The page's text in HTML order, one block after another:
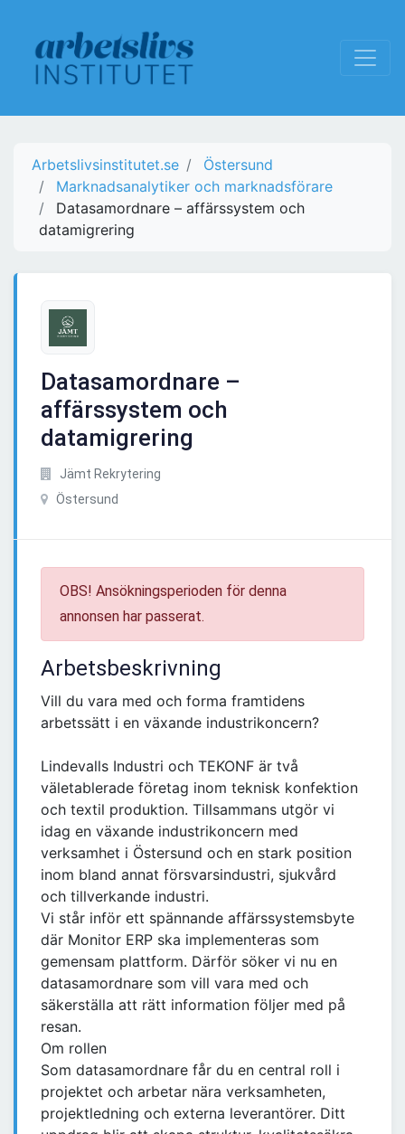
Arbetslivsinstitutet.se
Östersund
Marknadsanalytiker och marknadsförare
Datasamordnare – affärssystem och
datamigrering
Datasamordnare –
affärssystem och
datamigrering
Jämt Rekrytering
Östersund
OBS! Ansökningsperioden för denna
annonsen har passerat.
Arbetsbeskrivning
Vill du vara med och forma framtidens
arbetssätt i en växande industrikoncern?
Lindevalls Industri och TEKONF är två
väletablerade företag inom teknisk konfektion
och textil produktion. Tillsammans utgör vi
idag en växande industrikoncern med
verksamhet i Östersund och en stark position
inom bland annat försvarsindustri, sjukvård
och tillverkande industri.
Vi står inför ett spännande affärssystemsbyte
där Monitor ERP ska implementeras som
gemensam plattform. Därför söker vi nu en
datasamordnare som vill vara med och
säkerställa att rätt information följer med på
resan.
Om rollen
Som datasamordnare får du en central roll i
projektet och arbetar nära verksamheten,
projektledning och externa leverantörer. Ditt